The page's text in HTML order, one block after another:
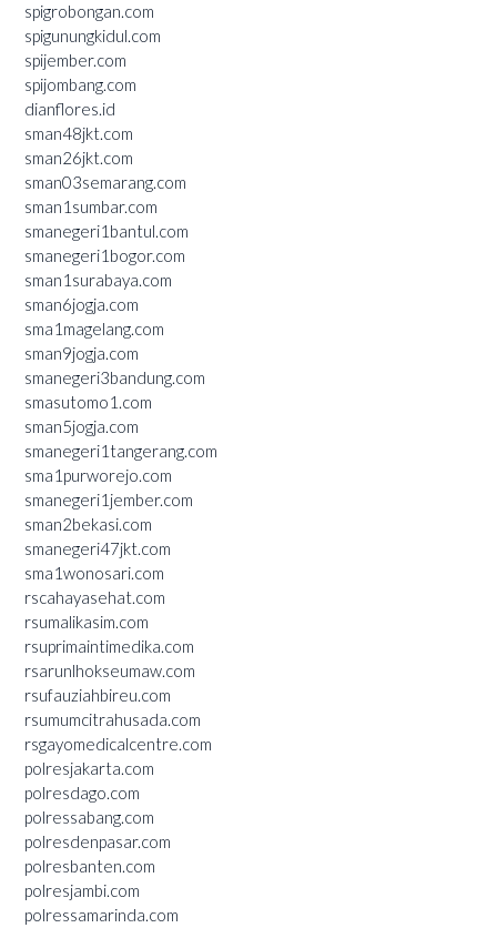
spigrobongan.com
spigunungkidul.com
spijember.com
spijombang.com
dianflores.id
sman48jkt.com
sman26jkt.com
sman03semarang.com
sman1sumbar.com
smanegeri1bantul.com
smanegeri1bogor.com
sman1surabaya.com
sman6jogja.com
sma1magelang.com
sman9jogja.com
smanegeri3bandung.com
smasutomo1.com
sman5jogja.com
smanegeri1tangerang.com
sma1purworejo.com
smanegeri1jember.com
sman2bekasi.com
smanegeri47jkt.com
sma1wonosari.com
rscahayasehat.com
rsumalikasim.com
rsuprimaintimedika.com
rsarunlhokseumaw.com
rsufauziahbireu.com
rsumumcitrahusada.com
rsgayomedicalcentre.com
polresjakarta.com
polresdago.com
polressabang.com
polresdenpasar.com
polresbanten.com
polresjambi.com
polressamarinda.com